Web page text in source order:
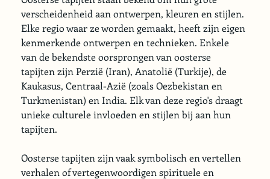
verscheidenheid aan ontwerpen, kleuren en stijlen.
Elke regio waar ze worden gemaakt, heeft zijn eigen
kenmerkende ontwerpen en technieken. Enkele
van de bekendste oorsprongen van oosterse
tapijten zijn Perzië (Iran), Anatolië (Turkije), de
Kaukasus, Centraal-Azië (zoals Oezbekistan en
Turkmenistan) en India. Elk van deze regio's draagt
unieke culturele invloeden en stijlen bij aan hun
tapijten.
Oosterse tapijten zijn vaak symbolisch en vertellen
verhalen of vertegenwoordigen spirituele en